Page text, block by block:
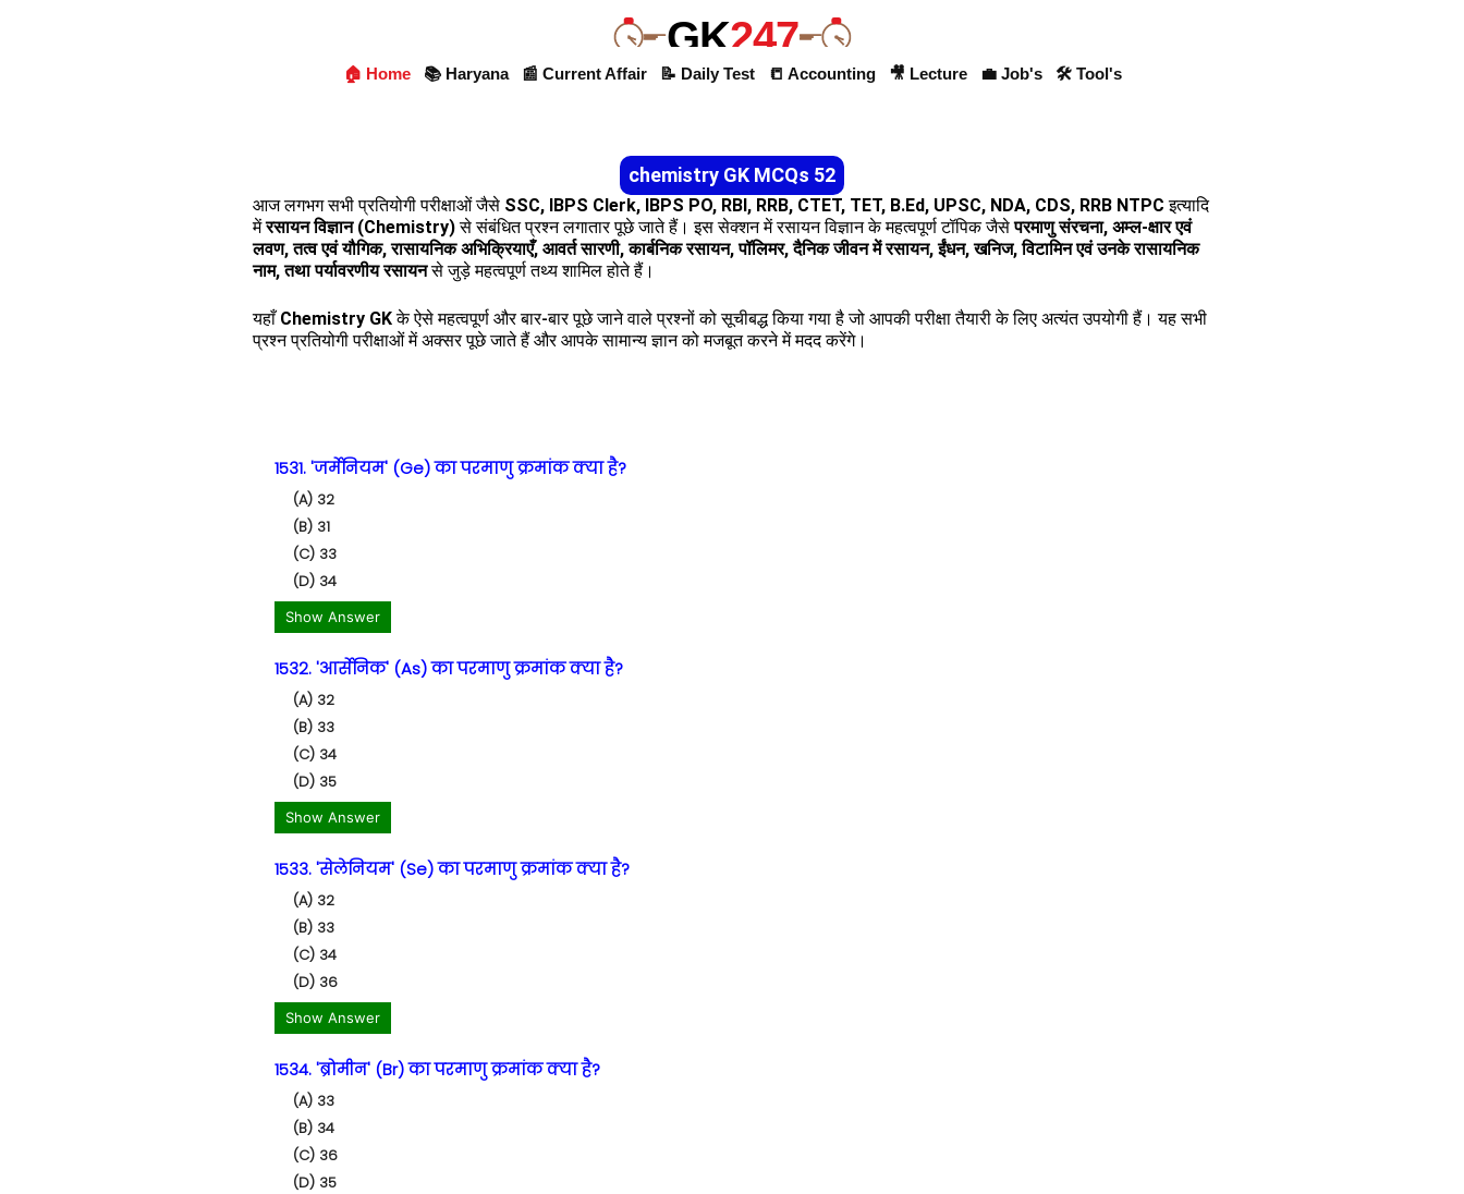
GK247
🏠 Home 📚 Haryana 📰 Current Affair 📝 Daily Test 📒 Accounting 🎥 Lecture 💼 Job's 🛠 Tool's
chemistry GK MCQs 52
आज लगभग सभी प्रतियोगी परीक्षाओं जैसे SSC, IBPS Clerk, IBPS PO, RBI, RRB, CTET, TET, B.Ed, UPSC, NDA, CDS, RRB NTPC इत्यादि
मेंरसायन विज्ञान (Chemistry)से संबंधित प्रश्न लगातार पूछे जाते हैं। इस सेक्शन में रसायन विज्ञान के महत्वपूर्ण टॉपिक जैसेपरमाणु संरचना, अम्ल-क्षार एवं
लवण, तत्व एवं यौगिक, रासायनिक अभिक्रियाएँ, आवर्त सारणी, कार्बनिक रसायन, पॉलिमर, दैनिक जीवन में रसायन, ईंधन, खनिज, विटामिन एवं उनके रासायनिक
नाम, तथा पर्यावरणीय रसायनसे जुड़े महत्वपूर्ण तथ्य शामिल होते हैं।
यहाँ Chemistry GKके ऐसे महत्वपूर्ण और बार-बार पूछे जाने वाले प्रश्नों को सूचीबद्ध किया गया है जो आपकी परीक्षा तैयारी के लिए अत्यंत उपयोगी हैं। यह सभी
प्रश्न प्रतियोगी परीक्षाओं में अक्सर पूछे जाते हैं और आपके सामान्य ज्ञान को मजबूत करने में मदद करेंगे।
1531. 'जर्मेनियम' (Ge) का परमाणु क्रमांक क्या है?
(A) 32
(B) 31
(C) 33
(D) 34
Show Answer
1532. 'आर्सेनिक' (As) का परमाणु क्रमांक क्या है?
(A) 32
(B) 33
(C) 34
(D) 35
Show Answer
1533. 'सेलेनियम' (Se) का परमाणु क्रमांक क्या है?
(A) 32
(B) 33
(C) 34
(D) 36
Show Answer
1534. 'ब्रोमीन' (Br) का परमाणु क्रमांक क्या है?
(A) 33
(B) 34
(C) 36
(D) 35